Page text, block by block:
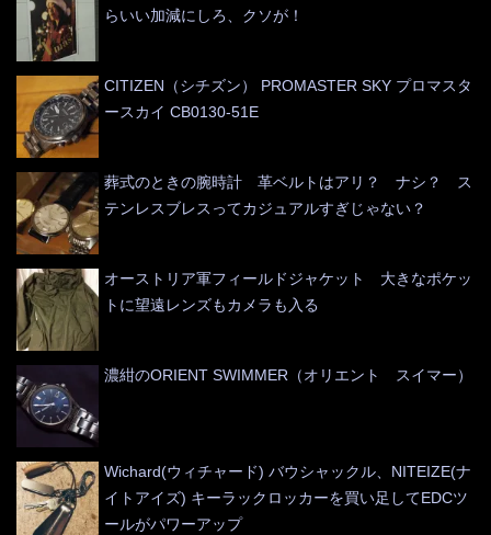
らいい加減にしろ、クソが！
CITIZEN（シチズン） PROMASTER SKY プロマスタ
ースカイ CB0130-51E
葬式のときの腕時計 革ベルトはアリ？ ナシ？ ス
テンレスブレスってカジュアルすぎじゃない？
オーストリア軍フィールドジャケット 大きなポケッ
トに望遠レンズもカメラも入る
濃紺のORIENT SWIMMER（オリエント スイマー）
Wichard(ウィチャード) バウシャックル、NITEIZE(ナ
イトアイズ) キーラックロッカーを買い足してEDCツ
ールがパワーアップ